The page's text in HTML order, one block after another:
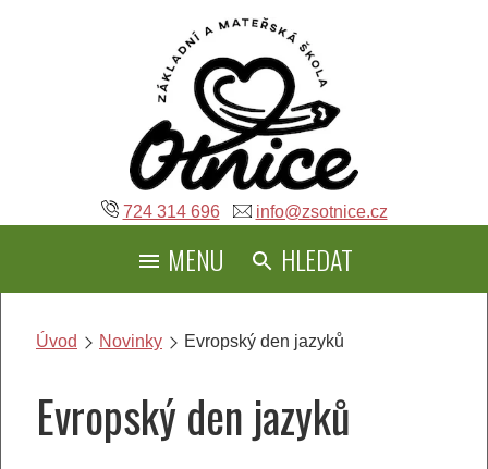
724 314 696 info@zsotnice.cz
MENU HLEDAT
Úvod Novinky Evropský den jazyků
Evropský den jazyků